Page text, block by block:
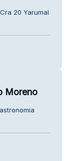
20 Yarumal
Moreno